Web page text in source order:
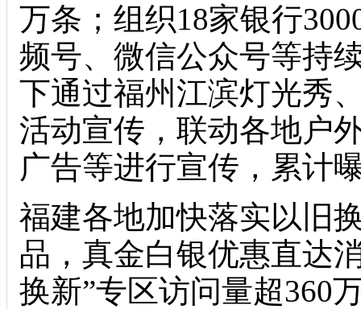
万条；组织18家银行
频号、微信公众号等持
下通过福州江滨灯光秀
活动宣传，联动各地户
广告等进行宣传，累计
福建各地加快落实以旧
品，真金白银优惠直达
换新”专区访问量超360